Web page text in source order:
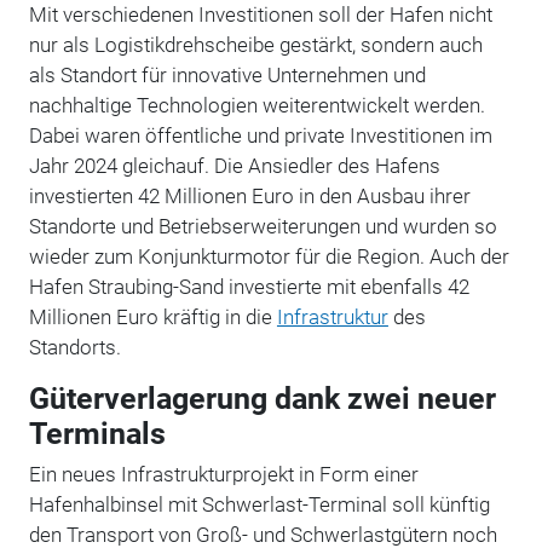
Mit verschiedenen Investitionen soll der Hafen nicht
nur als Logistikdrehscheibe gestärkt, sondern auch
als Standort für innovative Unternehmen und
nachhaltige Technologien weiterentwickelt werden.
Dabei waren öffentliche und private Investitionen im
Jahr 2024 gleichauf. Die Ansiedler des Hafens
investierten 42 Millionen Euro in den Ausbau ihrer
Standorte und Betriebserweiterungen und wurden so
wieder zum Konjunkturmotor für die Region. Auch der
Hafen Straubing-Sand investierte mit ebenfalls 42
Millionen Euro kräftig in die Infrastrukturdes
Standorts.
Güterverlagerung dank zwei neuer
Terminals
Ein neues Infrastrukturprojekt in Form einer
Hafenhalbinsel mit Schwerlast-Terminal soll künftig
den Transport von Groß- und Schwerlastgütern noch